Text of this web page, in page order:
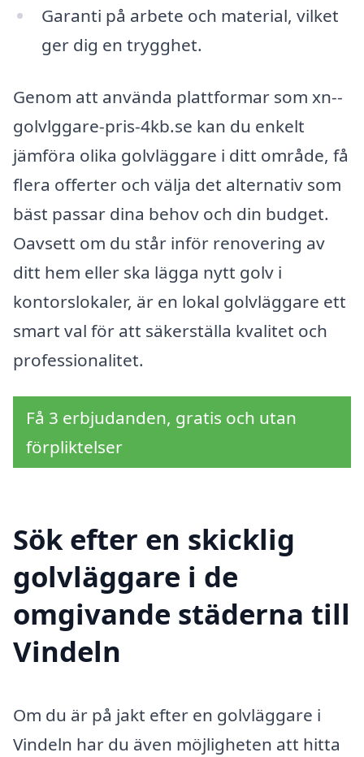
Garanti på arbete och material, vilket
ger dig en trygghet.
Genom att använda plattformar som xn--
golvlggare-pris-4kb.se kan du enkelt
jämföra olika golvläggare i ditt område, få
flera offerter och välja det alternativ som
bäst passar dina behov och din budget.
Oavsett om du står inför renovering av
ditt hem eller ska lägga nytt golv i
kontorslokaler, är en lokal golvläggare ett
smart val för att säkerställa kvalitet och
professionalitet.
Få 3 erbjudanden, gratis och utan
förpliktelser
Sök efter en skicklig
golvläggare i de
omgivande städerna till
Vindeln
Om du är på jakt efter en golvläggare i
Vindeln har du även möjligheten att hitta